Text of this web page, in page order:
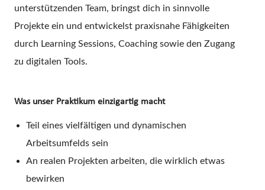
unterstützenden Team, bringst dich in sinnvolle
Projekte ein und entwickelst praxisnahe Fähigkeiten
durch Learning Sessions, Coaching sowie den Zugang
zu digitalen Tools.
Was unser Praktikum einzigartig macht
Teil eines vielfältigen und dynamischen
Arbeitsumfelds sein
An realen Projekten arbeiten, die wirklich etwas
bewirken